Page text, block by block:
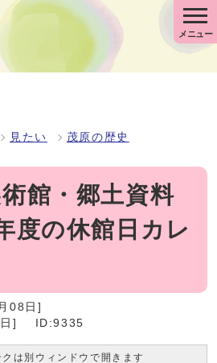
メニュー
見たい 茂原の歴史
館・郷土資料
の休館日カレ
08日]
]
ID:9335
は別ウィンドウで開きます